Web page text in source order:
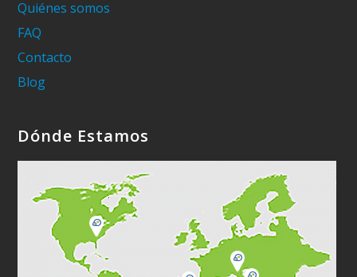
Quiénes somos
FAQ
Contacto
Blog
Dónde Estamos